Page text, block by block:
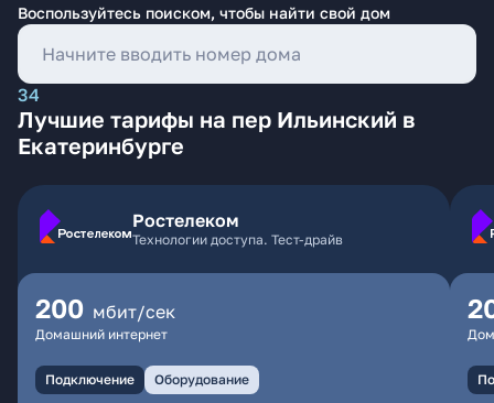
Воспользуйтесь поиском, чтобы найти свой дом
34
Лучшие тарифы на пер Ильинский в
Екатеринбурге
Ростелеком
Технологии доступа. Тест-драйв
200 мбит/сек
Домашний интернет
Подключение Оборудование